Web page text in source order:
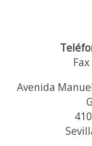
Avenida